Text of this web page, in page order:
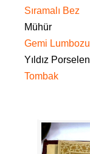
Sıramalı Bez
Mühür
Gemi Lumbozu
Yıldız Porselen
Tombak